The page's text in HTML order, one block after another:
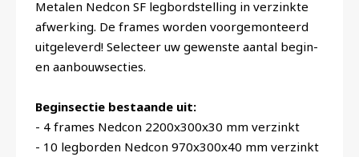
Metalen Nedcon SF legbordstelling in verzinkte
afwerking. De frames worden voorgemonteerd
uitgeleverd! Selecteer uw gewenste aantal begin-
en aanbouwsecties.
Beginsectie bestaande uit:
- 4 frames Nedcon 2200x300x30 mm verzinkt
- 10 legborden Nedcon 970x300x40 mm verzinkt